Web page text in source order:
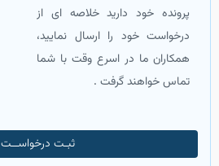
پرونده خود دارید خلاصه ای از
درخواست خود را ارسال نمایید،
همکاران ما در اسرع وقت با شما
تماس خواهند گرفت .
ثبـت درخواســت